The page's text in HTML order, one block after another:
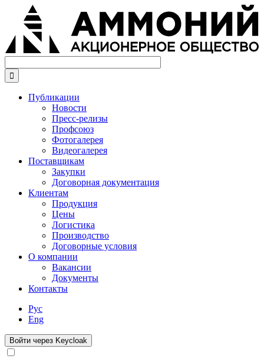
Перейти
основному
содержанию

Публикации
Новости
Пресс-релизы
Профсоюз
Фотогалерея
Видеогалерея
Поставщикам
Закупки
Договорная документация
Клиентам
Продукция
Цены
Логистика
Производство
Договорные условия
О компании
Вакансии
Документы
Контакты
Рус
Eng
Войти через Keycloak